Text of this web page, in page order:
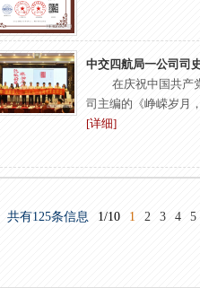
中交四航局一公司司
在庆祝中国共产
司主编的《峥嵘岁月
[详细]
共有125条信息 1/10 1 2 3 4 5